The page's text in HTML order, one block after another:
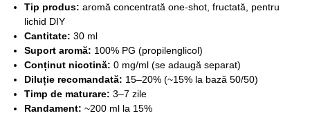
Tip produs: aromă concentrată one-shot, fructată, pentru
lichid DIY
Cantitate: 30 ml
Suport aromă: 100% PG (propilenglicol)
Conținut nicotină: 0 mg/ml (se adaugă separat)
Diluție recomandată: 15–20% (~15% la bază 50/50)
Timp de maturare: 3–7 zile
Randament: ~200 ml la 15%